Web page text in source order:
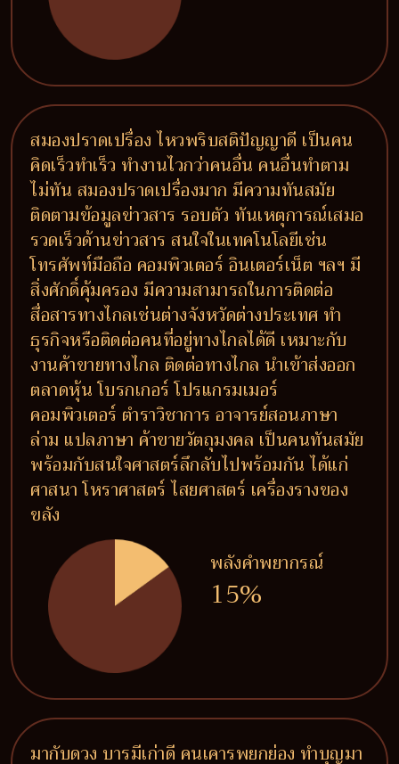
สมองปราดเปรื่อง ไหวพริบสติปัญญาดี เป็นคน
คิดเร็วทำเร็ว ทำงานไวกว่าคนอื่น คนอื่นทำตาม
ไม่ทัน สมองปราดเปรื่องมาก มีความทันสมัย
ติดตามข้อมูลข่าวสาร รอบตัว ทันเหตุการณ์เสมอ
รวดเร็วด้านข่าวสาร สนใจในเทคโนโลยีเช่น
โทรศัพท์มือถือ คอมพิวเตอร์ อินเตอร์เน็ต ฯลฯ มี
สิ่งศักดิ์คุ้มครอง มีความสามารถในการติดต่อ
สื่อสารทางไกลเช่นต่างจังหวัดต่างประเทศ ทำ
ธุรกิจหรือติดต่อคนที่อยู่ทางไกลได้ดี เหมาะกับ
งานค้าขายทางไกล ติดต่อทางไกล นำเข้าส่งออก
ตลาดหุ้น โบรกเกอร์ โปรแกรมเมอร์
คอมพิวเตอร์ ตำราวิชาการ อาจารย์สอนภาษา
ล่าม แปลภาษา ค้าขายวัตถุมงคล เป็นคนทันสมัย
พร้อมกับสนใจศาสตร์ลึกลับไปพร้อมกัน ได้แก่
ศาสนา โหราศาสตร์ ไสยศาสตร์ เครื่องรางของ
ขลัง
พลังคำพยากรณ์
15%
มากับดวง บารมีเก่าดี คนเคารพยกย่อง ทำบุญมา